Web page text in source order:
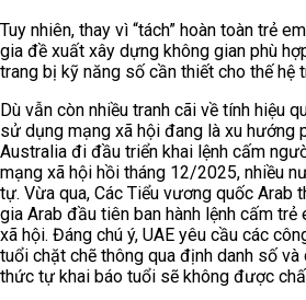
Tuy nhiên, thay vì “tách” hoàn toàn trẻ
gia đề xuất xây dựng không gian phù
trang bị kỹ năng số cần thiết cho thế hệ
Dù vẫn còn nhiều tranh cãi về tính hiệu
sử dụng mạng xã hội đang là xu hướng
Australia đi đầu triển khai lệnh cấm
mạng xã hội hồi tháng 12/2025, nhiều
tự. Vừa qua, Các Tiểu vương quốc Arab
gia Arab đầu tiên ban hành lệnh cấm
xã hội. Đáng chú ý, UAE yêu cầu các
tuổi chặt chẽ thông qua định danh số và
thức tự khai báo tuổi sẽ không được